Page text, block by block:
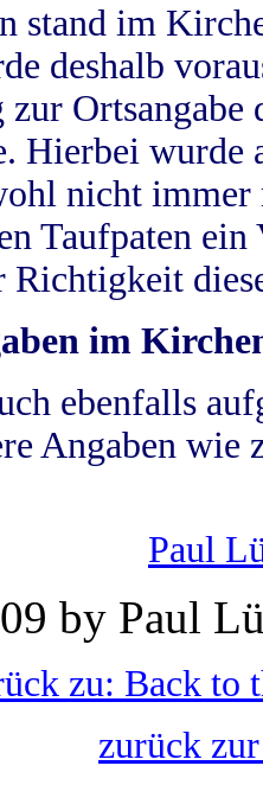
stand im
deshalb
Hierbei wurde
nicht
Taufpaten
Richtigkeit
im
ebenfalls
Angaben wie
Paul
by Paul
zu: Back to
zurück